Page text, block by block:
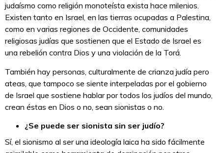
judaísmo como religión monoteísta exista hace milenios.
Existen tanto en Israel, en las tierras ocupadas a Palestina,
como en varias regiones de Occidente, comunidades
religiosas judías que sostienen que el Estado de Israel es
una rebelión contra Dios y una violación de la Torá.
También hay personas, culturalmente de crianza judía pero
ateas, que tampoco se siente interpeladas por el gobierno
de Israel que sostiene hablar por todos los judíos del mundo,
crean éstas en Dios o no, sean sionistas o no.
¿Se puede ser sionista sin ser judío?
Sí, el sionismo al ser una ideología laica ha sido fácilmente